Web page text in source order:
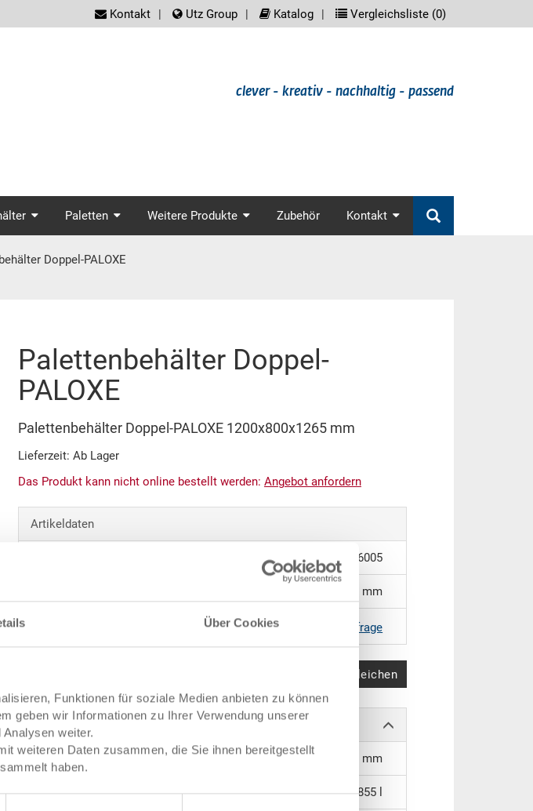
Über Cookies
Funktionen für soziale Medien anbieten zu können
geben wir Informationen zu Ihrer Verwendung unserer
weiter.
weiteren Daten zusammen, die Sie ihnen bereitgestellt
haben.
screenreader.meta_nav
Kontakt Utz Group Katalog Vergleichsliste (0)
clever - kreativ - nachhaltig - passend
Paletten Weitere Produkte Zubehör Kontakt
Doppel-PALOXE
Palettenbehälter Doppel-
PALOXE
Palettenbehälter Doppel-PALOXE 1200x800x1265 mm
Lieferzeit: Ab Lager
Das Produkt kann nicht online bestellt werden: Angebot anfordern
Artikeldaten
36-6005
1200 x 800 x 1265 mm
|Weitere Farben auf Anfrage
Produkt vergleichen
Technische Daten
Innenmasse 1110 x 710 x 1085 mm
Volumen 855 l